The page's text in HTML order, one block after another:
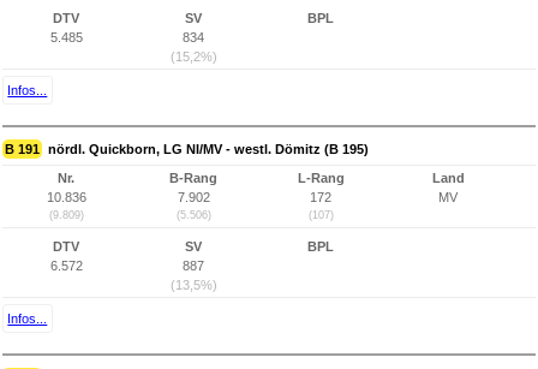
DTV
5.485
SV
834
(15,2%)
BPL
Infos...
B 191 nördl. Quickborn, LG NI/MV - westl. Dömitz (B 195)
Nr.
10.836
(9.809)
B-Rang
7.902
(5.506)
L-Rang
172
(107)
Land
MV
DTV
6.572
SV
887
(13,5%)
BPL
Infos...